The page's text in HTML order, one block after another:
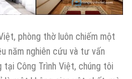
phòng thờ luôn chiếm một
năm nghiên cứu và tư vấn
Công Trình Việt, chúng tôi